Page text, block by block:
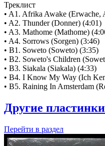
Треклист
• A1. Afrika Awake (Erwache,
• A2. Thunder (Donner) (4:01)
• A3. Mathome (Mathome)
• A4. Sorrows (Sorgen) (3:46)
• B1. Soweto (Soweto) (3:35)
• B2. Soweto's Children
• B3. Siakala (Siakala) (4:33)
• B4. I Know My Way (Ich
• B5. Raining In Amsterdam
Другие
Перейти в раздел